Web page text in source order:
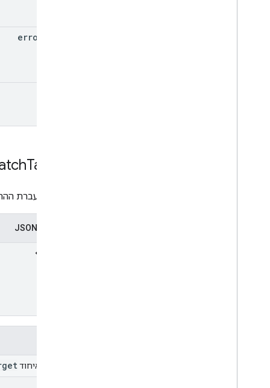
error
Target
היעד להעברת
שדה האיחוד